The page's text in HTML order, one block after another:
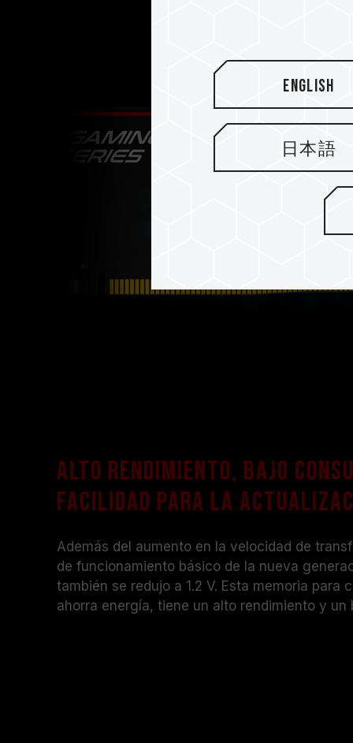
Alto rendimiento, bajo
facilidad para la
Además del aumento en la velocidad de
de funcionamiento básico de la nueva
también se redujo a 1.2 V. Esta memoria para
ahorra energía, tiene un alto rendimiento y un
English
日本語